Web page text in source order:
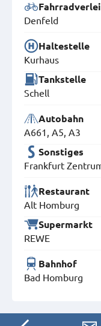
Denfeld
Haltestelle
Kurhaus
Tankstelle
Schell
Autobahn
A661, A5, A3
Sonstiges
Frankfurt
Restaurant
Alt Homburg
Supermarkt
REWE
Bahnhof
Bad Homburg